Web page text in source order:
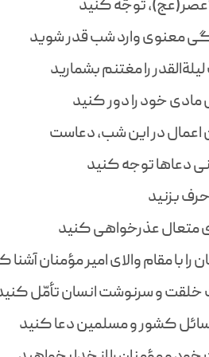
توجّه کنید
معنوی وارد شب قدر شوید
را مغتنم بشمارید
مادی خود را دور کنید
اعمال در این شب، دعاست
دعاها توجه کنید
بزنید
متعال عذرخواهی کنید
را با مقام والای امیر مؤمنان آشنا
خلقت و سرنوشت انسان تأمّل
کشور و مسلمین دعا کنید